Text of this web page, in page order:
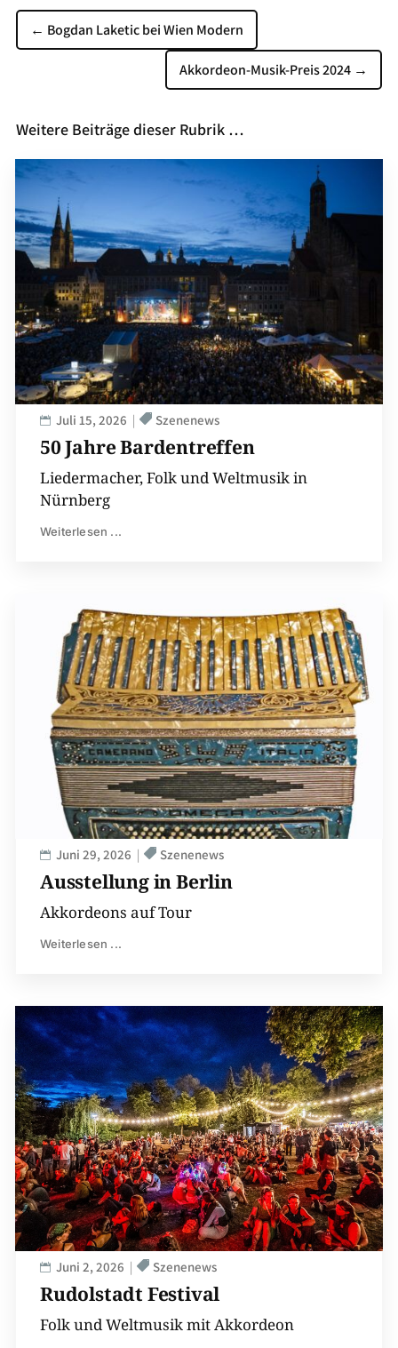
← Bogdan Laketic bei Wien Modern
Akkordeon-Musik-Preis 2024 →
Weitere Beiträge dieser Rubrik …
50 Jahre Bardentreffen
Juli 15, 2026 Szenenews
Liedermacher, Folk und Weltmusik in
Nürnberg
Weiterlesen ...
Ausstellung in Berlin
Juni 29, 2026 Szenenews
Akkordeons auf Tour
Weiterlesen ...
Rudolstadt Festival
Juni 2, 2026 Szenenews
Folk und Weltmusik mit Akkordeon